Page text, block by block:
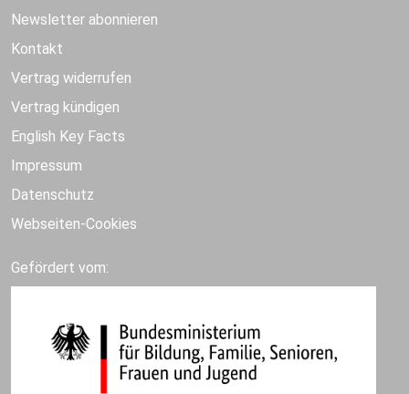
Newsletter abonnieren
Kontakt
Vertrag widerrufen
Vertrag kündigen
English Key Facts
Impressum
Datenschutz
Webseiten-Cookies
Gefördert vom: